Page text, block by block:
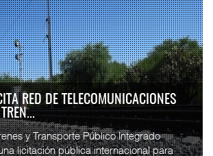
RED DE TELECOMUNICACIONES
y Transporte Público Integrado
licitación pública internacional para